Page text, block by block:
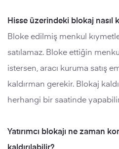
Hisse üzerindeki blokaj nasıl
Bloke edilmiş menkul
satılamaz. Bloke ettiğin
istersen, aracı kuruma satış
kaldırman gerekir. Blokaj
herhangi bir saatinde
Yatırımcı blokajı ne zaman
kaldırılabilir?